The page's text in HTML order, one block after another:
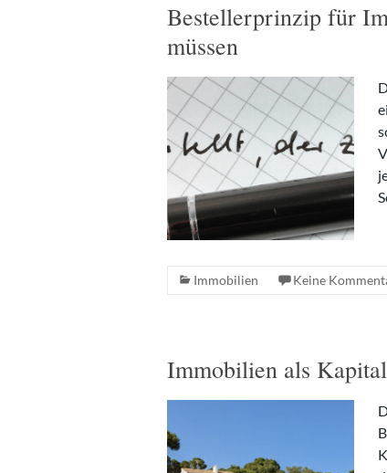
Bestellerprinzip für
müssen
Immobilien Keine
Immobilien als